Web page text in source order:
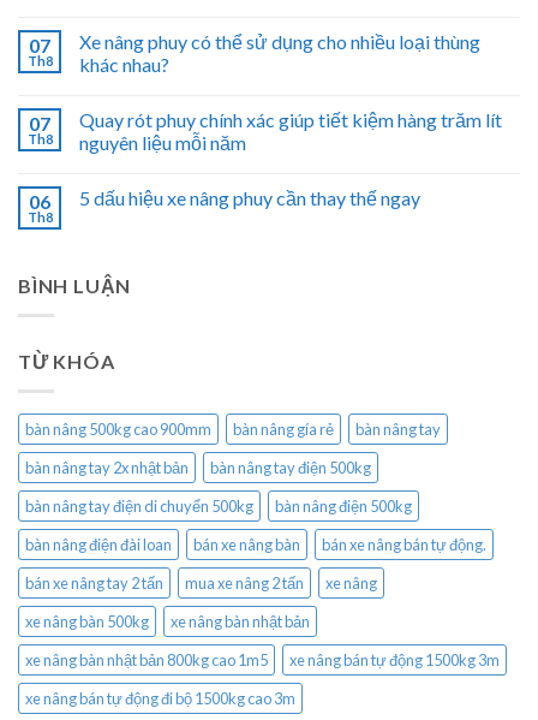
07
Th8
Xe nâng phuy có thể sử dụng cho nhiều loại thùng
khác nhau?
07
Th8
Quay rót phuy chính xác giúp tiết kiệm hàng trăm lít
nguyên liệu mỗi năm
06
Th8
5 dấu hiệu xe nâng phuy cần thay thế ngay
BÌNH LUẬN
TỪ KHÓA
bàn nâng 500kg cao 900mm bàn nâng gía rẻ
bàn nâng tay
bàn nâng tay 2x nhật bản
bàn nâng tay điện 500kg
bàn nâng tay điện di chuyển 500kg
bàn nâng điện 500kg
bàn nâng điện đài loan
bán xe nâng bàn
bán xe nâng bán tự động.
bán xe nâng tay 2 tấn
mua xe nâng 2 tấn
xe nâng
xe nâng bàn 500kg
xe nâng bàn nhật bản
xe nâng bàn nhật bản 800kg cao 1m5
xe nâng bán tự động 1500kg 3m
xe nâng bán tự động đi bộ 1500kg cao 3m